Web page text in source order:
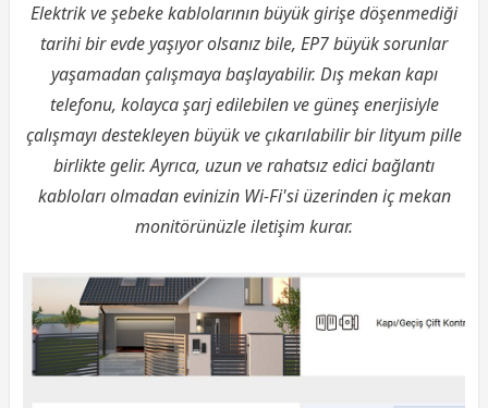
Elektrik ve şebeke kablolarının büyük girişe döşenmediği
tarihi bir evde yaşıyor olsanız bile, EP7 büyük sorunlar
yaşamadan çalışmaya başlayabilir. Dış mekan kapı
telefonu, kolayca şarj edilebilen ve güneş enerjisiyle
çalışmayı destekleyen büyük ve çıkarılabilir bir lityum pille
birlikte gelir. Ayrıca, uzun ve rahatsız edici bağlantı
kabloları olmadan evinizin Wi-Fi'si üzerinden iç mekan
monitörünüzle iletişim kurar.